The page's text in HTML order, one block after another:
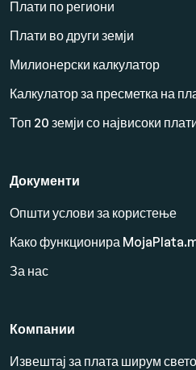
Плати по региони
Плати во други земји
Милионерски калкулатор
Калкулатор за пресметка на
Топ 20 земји со највисоки
Документи
Општи услови за користење
Како функционира
За нас
Компании
Извештај за плата ширум